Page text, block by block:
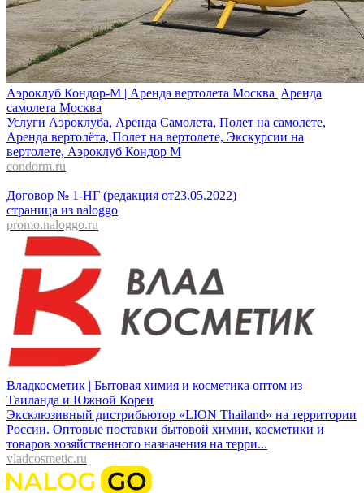
Аэроклуб Кондор-М | Аренда вертолета Москва |Аренда
самолета Москва
Услуги Аэроклуба, Аренда Самолета, Полет на самолете,
Аренда вертолёта, Полет на вертолете, Экскурсии на
вертолете, Аэроклуб Кондор М
condorm.ru
Договор № 1-НГ (редакция от23.05.2022)
страница из naloggo
promo.naloggo.ru
Владкосметик | Бытовая химия и косметика оптом из
Таиланда и Южной Кореи
Эксклюзивный дистрибьютор «LION Thailand» на территории
России. Оптовые поставки бытовой химии, косметики и
товаров хозяйственного назначения на терри...
vladcosmetic.ru